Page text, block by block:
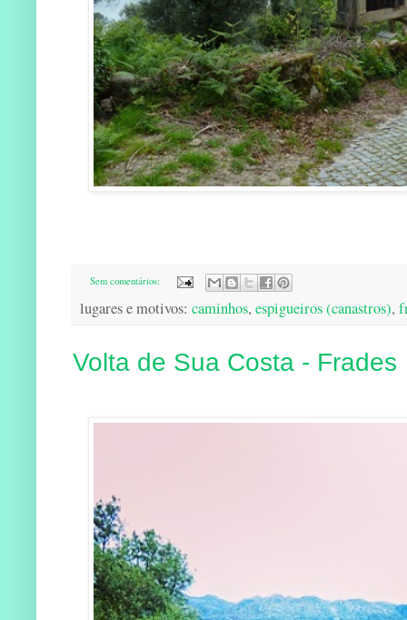
Sem comentários:
lugares e motivos: caminhos, espigueiros (canastros),
Volta de Sua Costa - Frades